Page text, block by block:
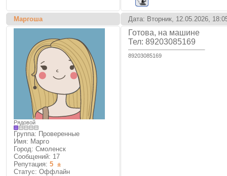
Маргоша Дата: Вторник, 12.05.2026,
Рядовой
Группа: Проверенные
Имя: Марго
Город: Смоленск
Сообщений: 17
Репутация: 5 ±
Статус: Оффлайн
Готова, на машине
Тел: 89203085169
89203085169